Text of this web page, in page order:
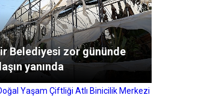
Belediyesi zor gününde
yanında